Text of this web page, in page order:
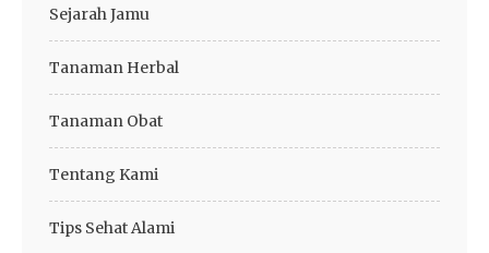
Sejarah Jamu
Tanaman Herbal
Tanaman Obat
Tentang Kami
Tips Sehat Alami